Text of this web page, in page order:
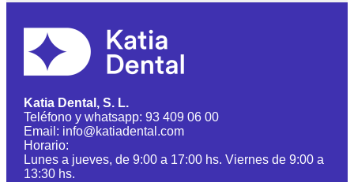
Katia Dental, S. L.
Teléfono y whatsapp: 93 409 06 00
Email: info@katiadental.com
Horario:
Lunes a jueves, de 9:00 a 17:00 hs. Viernes de 9:00 a
13:30 hs.